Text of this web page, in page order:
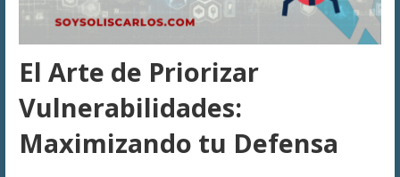
El Arte de Priorizar
Vulnerabilidades:
Maximizando tu Defensa